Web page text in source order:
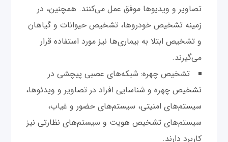
تصاویر و ویدیو‌ها موفق عمل می‌کنند. همچنین، در
زمینه تشخیص خودروها، تشخیص حیوانات و گیاهان
و تشخیص ابتلا به بیماری‌ها نیز مورد استفاده قرار
می‌گیرند.
تشخیص چهره: شبکه‌های عصبی پیچشی در
تشخیص چهره و شناسایی افراد در تصاویر و ویدئوها،
سیستم‌های امنیتی، سیستم‌های حضور و غیاب،
سیستم‌های تشخیص هویت و سیستم‌های نظارتی نیز
کاربرد دارند.